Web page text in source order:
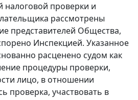
проверки и
рассмотрены
представителей Общества,
Инспекцией. Указанное
расценено судом как
процедуры проверки,
лицо, в отношении
проверка, участвовать в